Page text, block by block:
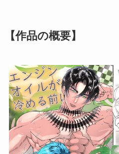
【作品の概要】